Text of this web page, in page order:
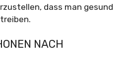
dass man gesund
NACH